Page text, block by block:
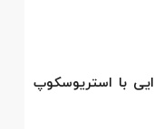
با استریوسکوپ